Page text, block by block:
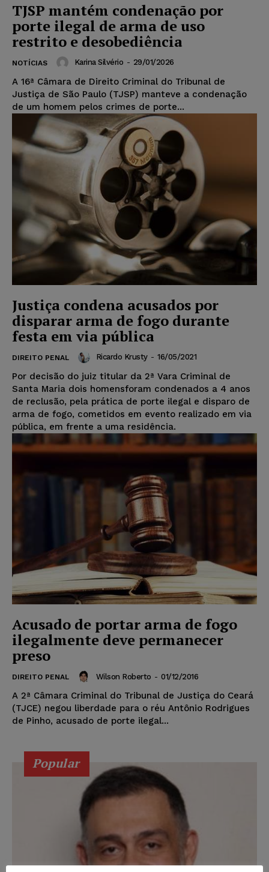
TJSP mantém condenação por
porte ilegal de arma de uso
restrito e desobediência
NOTÍCIAS Karina Silvério - 29/01/2026
A 16ª Câmara de Direito Criminal do Tribunal de
Justiça de São Paulo (TJSP) manteve a condenação
de um homem pelos crimes de porte...
Justiça condena acusados por
disparar arma de fogo durante
festa em via pública
DIREITO PENAL Ricardo Krusty - 16/05/2021
Por decisão do juiz titular da 2ª Vara Criminal de
Santa Maria dois homensforam condenados a 4 anos
de reclusão, pela prática de porte ilegal e disparo de
arma de fogo, cometidos em evento realizado em via
pública, em frente a uma residência.
Acusado de portar arma de fogo
ilegalmente deve permanecer
preso
DIREITO PENAL Wilson Roberto - 01/12/2016
A 2ª Câmara Criminal do Tribunal de Justiça do Ceará
(TJCE) negou liberdade para o réu Antônio Rodrigues
de Pinho, acusado de porte ilegal...
Popular